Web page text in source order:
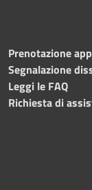
Prenotazione
Segnalazione
Leggi le FAQ
Richiesta di